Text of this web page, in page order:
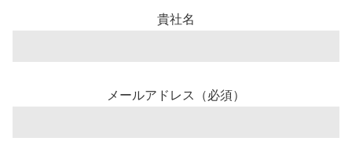
貴社名
メールアドレス（必須）